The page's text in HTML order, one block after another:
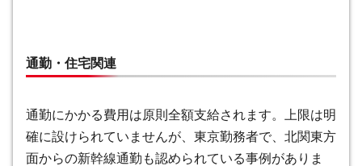
通勤・住宅関連
通勤にかかる費用は原則全額支給されます。上限は明
確に設けられていませんが、東京勤務者で、北関東方
面からの新幹線通勤も認められている事例がありま